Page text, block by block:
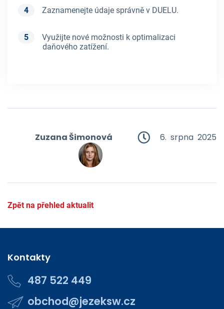
Zaznamenejte údaje správně v DUELU.
Využijte nové možnosti k optimalizaci
daňového zatížení.
6. srpna 2025
Zuzana Šimonová
Zpět na přehled aktualit
Kontakty
487 522 449
obchod@jezeksw.cz